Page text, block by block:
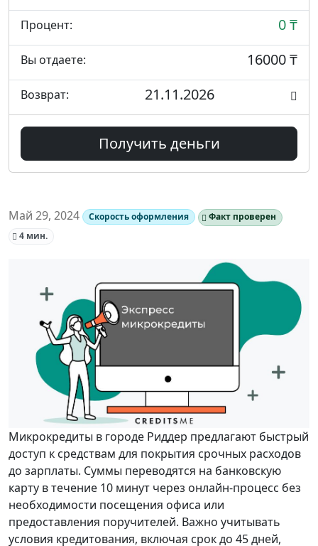
Процент: 0 ₸
Вы отдаете: 16000 ₸
Возврат: 21.11.2026
Получить деньги
Май 29, 2024 Скорость оформления
Факт проверен
4 мин.
Микрокредиты в городе Риддер предлагают быстрый
доступ к средствам для покрытия срочных расходов
до зарплаты. Суммы переводятся на банковскую
карту в течение 10 минут через онлайн-процесс без
необходимости посещения офиса или
предоставления поручителей. Важно учитывать
условия кредитования, включая срок до 45 дней,